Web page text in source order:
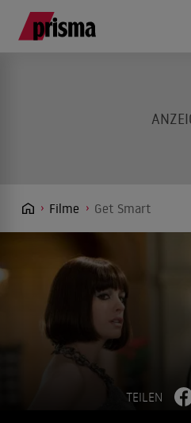
Filme Get Smart
TEILEN